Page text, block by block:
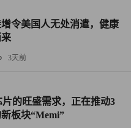
令美国人无处消遣，健康
3天前
的旺盛需求，正在推动3
板块“Memi”